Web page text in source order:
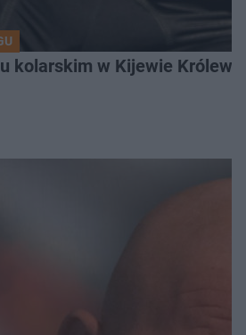
kolarskim w Kijewie